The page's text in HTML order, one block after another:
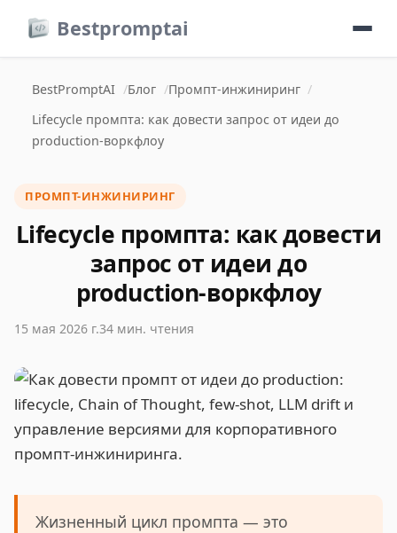
Bestpromptai
BestPromptAI Блог
Промпт-инжиниринг
Lifecycle промпта: как довести запрос от идеи до
production‑воркфлоу
ПРОМПТ-ИНЖИНИРИНГ
Lifecycle промпта: как довести
запрос от идеи до
production‑воркфлоу
15 мая 2026 г.34 мин. чтения
Жизненный цикл промпта — это